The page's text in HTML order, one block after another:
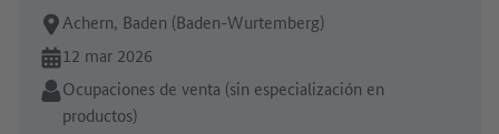
Lugar de trabajo:
Achern, Baden (Baden-Wurtemberg)
En línea desde:
12 mar 2026
Sector:
Ocupaciones de venta (sin especialización en
productos)